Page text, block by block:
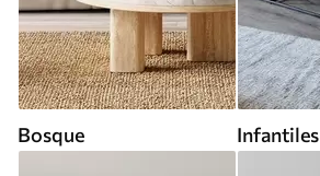
Bosque Infantiles